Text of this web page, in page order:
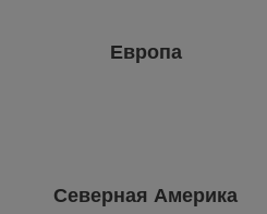
Европа
Северная Америка